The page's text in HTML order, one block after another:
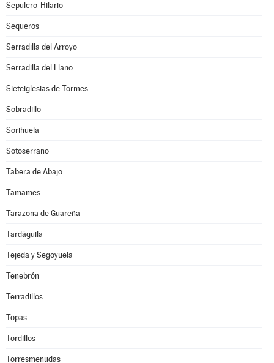
Sepulcro-Hilario
Sequeros
Serradilla del Arroyo
Serradilla del Llano
Sieteiglesias de Tormes
Sobradillo
Sorihuela
Sotoserrano
Tabera de Abajo
Tamames
Tarazona de Guareña
Tardáguila
Tejeda y Segoyuela
Tenebrón
Terradillos
Topas
Tordillos
Torresmenudas